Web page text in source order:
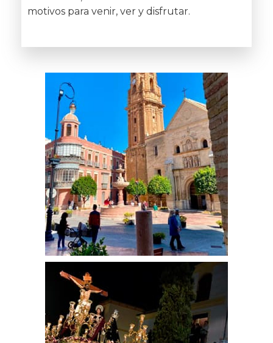
motivos para venir, ver y disfrutar.